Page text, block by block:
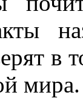
в
мира.